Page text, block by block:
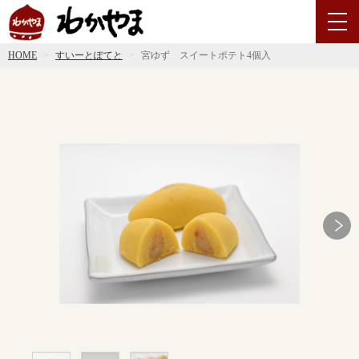
HOME すいーとぽてと 宮ゆず スイートポテト4個入